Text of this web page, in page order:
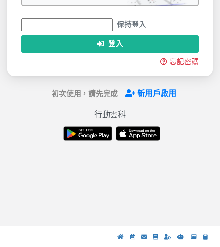
保持登入
登入
忘記密碼
初次使用，請先完成 新用戶啟用
行動雲科